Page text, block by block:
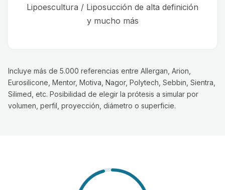
Lipoescultura / Liposucción de alta definición
y mucho más
Incluye más de 5.000 referencias entre Allergan, Arion,
Eurosilicone, Mentor, Motiva, Nagor, Polytech, Sebbin, Sientra,
Silimed, etc. Posibilidad de elegir la prótesis a simular por
volumen, perfil, proyección, diámetro o superficie.